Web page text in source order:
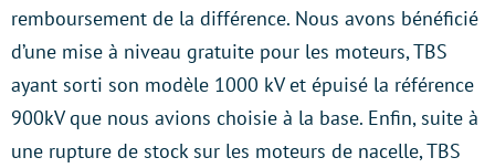
remboursement de la différence. Nous avons bénéficié
d’une mise à niveau gratuite pour les moteurs, TBS
ayant sorti son modèle 1000 kV et épuisé la référence
900kV que nous avions choisie à la base. Enfin, suite à
une rupture de stock sur les moteurs de nacelle, TBS